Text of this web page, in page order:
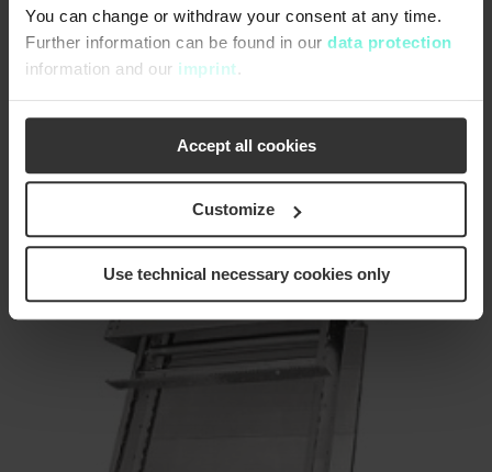
You can change or withdraw your consent at any time.
Further information can be found in our data protection
information and our imprint.
Accept all cookies
Customize
Use technical necessary cookies only
Der Nachfolger des bewährten KUR steht für hohe
Qualität, Wirtschaftlichkeit und eine exzellente
Reinigungsleistung.